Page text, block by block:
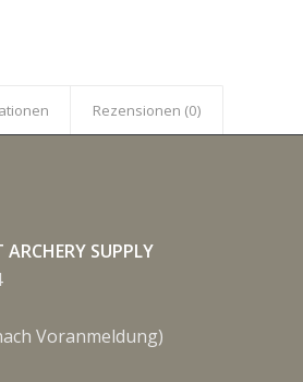
Rezensionen (0)
ARCHERY SUPPLY
Voranmeldung)